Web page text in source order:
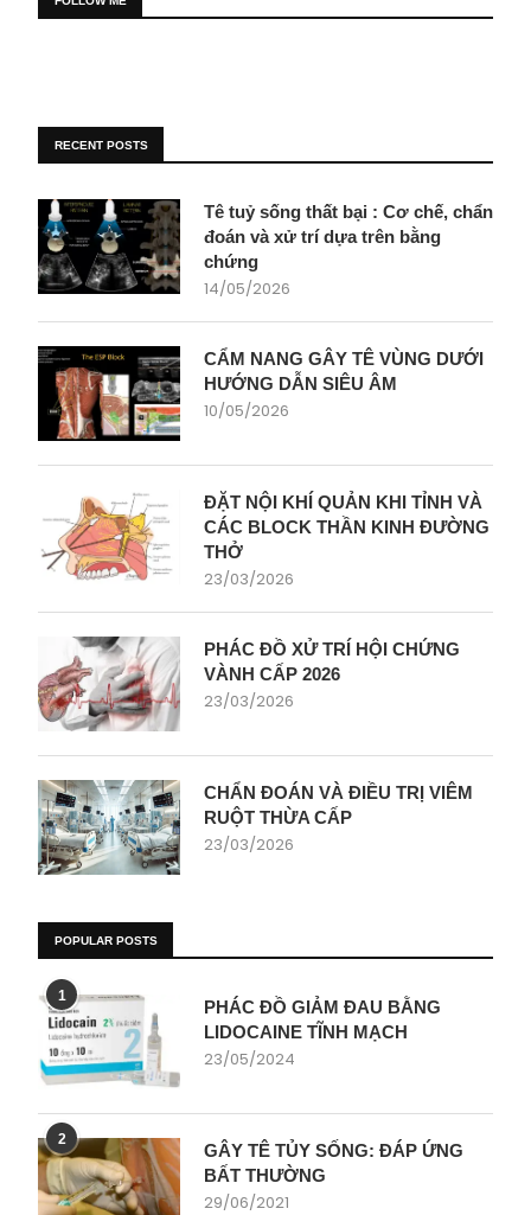
RECENT POSTS
Tê tuỷ sống thất bại : Cơ chế, chẩn
đoán và xử trí dựa trên bằng
chứng
14/05/2026
CẨM NANG GÂY TÊ VÙNG DƯỚI
HƯỚNG DẪN SIÊU ÂM
10/05/2026
ĐẶT NỘI KHÍ QUẢN KHI TỈNH VÀ
CÁC BLOCK THẦN KINH ĐƯỜNG
THỞ
23/03/2026
PHÁC ĐỒ XỬ TRÍ HỘI CHỨNG
VÀNH CẤP 2026
23/03/2026
CHẨN ĐOÁN VÀ ĐIỀU TRỊ VIÊM
RUỘT THỪA CẤP
23/03/2026
POPULAR POSTS
1
PHÁC ĐỒ GIẢM ĐAU BẰNG
LIDOCAINE TĨNH MẠCH
23/05/2024
2
GÂY TÊ TỦY SỐNG: ĐÁP ỨNG
BẤT THƯỜNG
29/06/2021